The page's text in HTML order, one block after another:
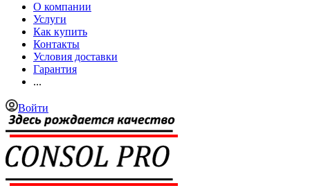
О компании
Услуги
Как купить
Контакты
Условия доставки
Гарантия
...
Войти